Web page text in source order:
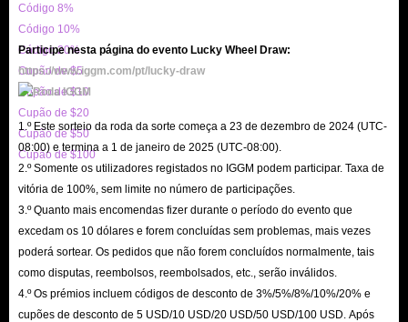
processaremos no prazo e reembolsaremos 100%.
Se você quiser comprar itens Warcraft Mobile a um preço mais baixo, entre
em contato com IGGM.com a tempo, eles estão esperando sua chegada!
Código 8%
Código 10%
Código 20%
Cupão de $5
Cupão de $10
Cupão de $20
Cupão de $50
Cupão de $100
Participe nesta página do evento Lucky Wheel Draw:
https://www.iggm.com/pt/lucky-draw
1.º Este sorteio da roda da sorte começa a 23 de dezembro de 2024 (UTC-
08:00) e termina a 1 de janeiro de 2025 (UTC-08:00).
2.º Somente os utilizadores registados no IGGM podem participar. Taxa de
vitória de 100%, sem limite no número de participações.
3.º Quanto mais encomendas fizer durante o período do evento que
excedam os 10 dólares e forem concluídas sem problemas, mais vezes
poderá sortear. Os pedidos que não forem concluídos normalmente, tais
como disputas, reembolsos, reembolsados, etc., serão inválidos.
4.º Os prémios incluem códigos de desconto de 3%/5%/8%/10%/20% e
cupões de desconto de 5 USD/10 USD/20 USD/50 USD/100 USD. Após